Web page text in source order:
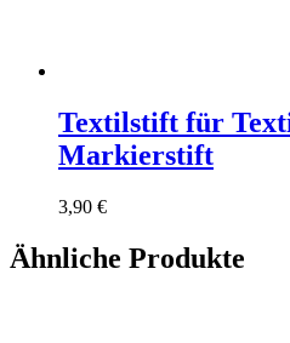
Textilstift für
Markierstift
3,90 €
Ähnliche Produkte